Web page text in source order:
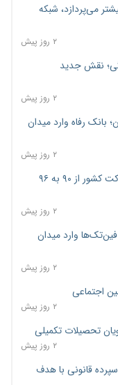
می‌پردازد، شبکه
۲ روز پیش
نقش جدید
۲ روز پیش
بانک رفاه وارد میدان
۲ روز پیش
فشار اقتصادی در مسیر صعود؛ شاخص فلاکت کشور از ۹۰ به ۹۶
۲ روز پیش
فین‌تک‌ها وارد میدان
۲ روز پیش
۲ روز پیش
تحصیلات تکمیلی
۲ روز پیش
قانونی با هدف